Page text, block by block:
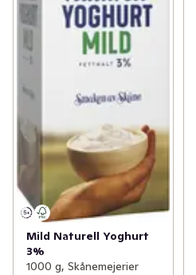
Mild Naturell Yoghurt
3%
1000 g, Skånemejerier